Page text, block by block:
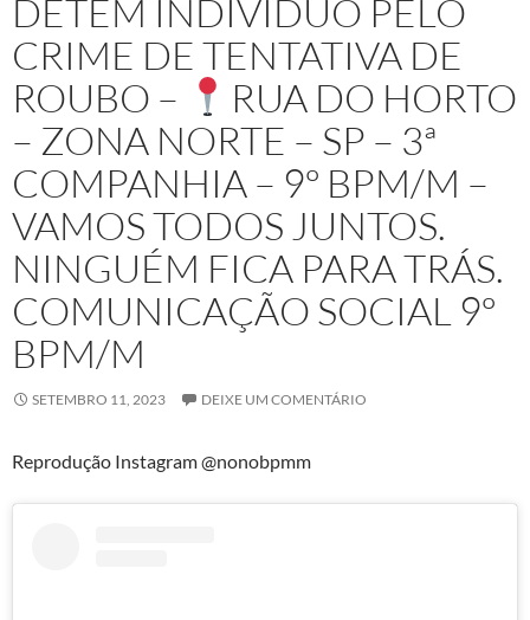
DETÉM INDIVÍDUO PELO
CRIME DE TENTATIVA DE
ROUBO –
RUA DO HORTO
– ZONA NORTE – SP – 3ª
COMPANHIA – 9º BPM/M –
VAMOS TODOS JUNTOS.
NINGUÉM FICA PARA TRÁS.
COMUNICAÇÃO SOCIAL 9º
BPM/M
SETEMBRO 11, 2023 DEIXE UM COMENTÁRIO
Reprodução Instagram @nonobpmm